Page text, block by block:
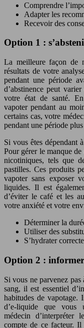
Comprendre
Adapter les
Recevoir des
Option 1 :
La meilleure façon de
résultats de votre
pendant une période
d’abstinence peut
votre état de santé.
vapoter pendant au
certains cas, votre
pendant une période
Si vous êtes dépendant
Pour gérer le manque
nicotiniques, tels que
pastilles. Ces produits
vapoter sans exposer
liquides. Il est
d’éviter le café et les
votre anxiété et votre
Déterminer la
Utiliser des
S’hydrater
Option 2 :
Si vous ne parvenez
sang, il est essentiel
habitudes de vapotage.
d’e-liquide que vous
médecin d’interpréter
compte de ce facteur.